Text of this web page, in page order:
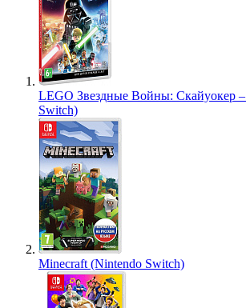
LEGO Звездные Войны: Скайуокер
Switch)
Minecraft (Nintendo Switch)